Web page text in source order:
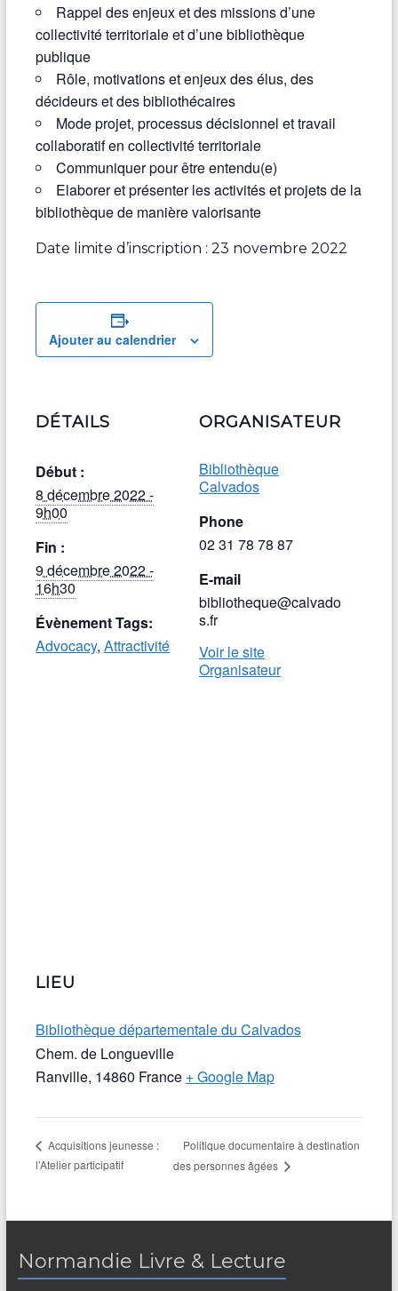
Rappel des enjeux et des missions d’une
collectivité territoriale et d’une bibliothèque
publique
Rôle, motivations et enjeux des élus, des
décideurs et des bibliothécaires
Mode projet, processus décisionnel et travail
collaboratif en collectivité territoriale
Communiquer pour être entendu(e)
Elaborer et présenter les activités et projets de la
bibliothèque de manière valorisante
Date limite d’inscription : 23 novembre 2022
Ajouter au calendrier
DÉTAILS
Début :
8 décembre 2022 -
9h00
Fin :
9 décembre 2022 -
16h30
Évènement Tags:
Advocacy, Attractivité
ORGANISATEUR
Bibliothèque
Calvados
Phone
02 31 78 78 87
E-mail
bibliotheque@calvado
s.fr
Voir le site
Organisateur
LIEU
Bibliothèque départementale du Calvados
Chem. de Longueville
Ranville, 14860 France + Google Map
Acquisitions jeunesse :
l’Atelier participatif
Politique documentaire à destination
des personnes âgées
Normandie Livre & Lecture